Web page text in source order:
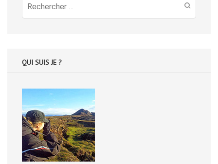
Recherche
pour
QUI SUIS JE ?